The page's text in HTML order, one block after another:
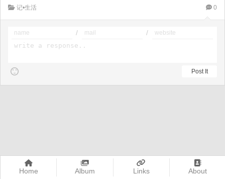
Home Album Links About
记•生活 0
/ /